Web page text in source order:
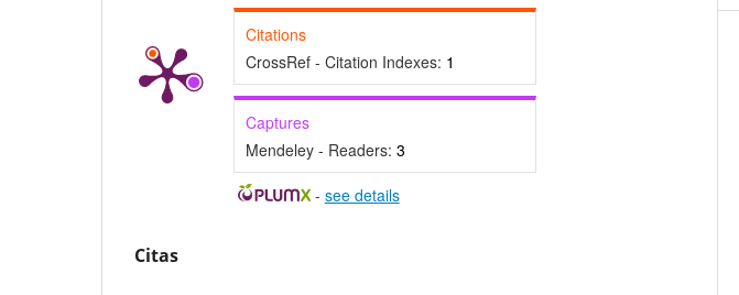
Citations
CrossRef - Citation Indexes: 1
Captures
Mendeley - Readers: 3
- see details
Citas